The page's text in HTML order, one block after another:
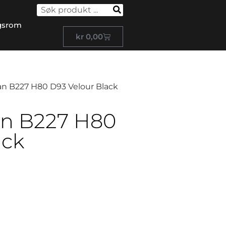
kr 0,00
B227 H80 D93 Velour Black
B227 H80